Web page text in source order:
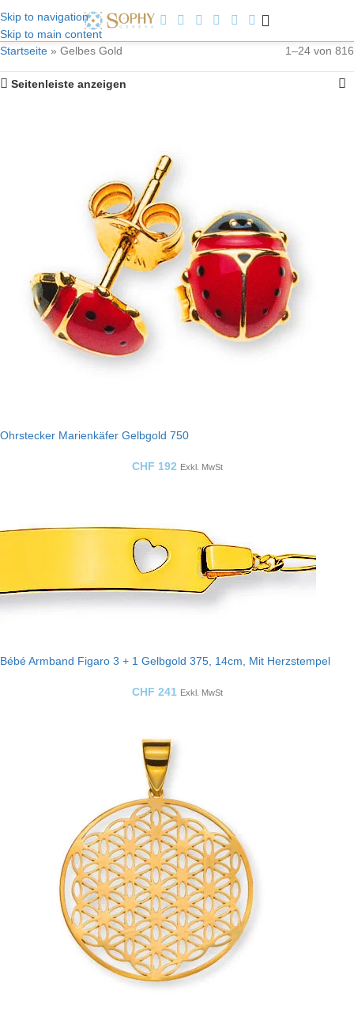
Skip to navigation
Skip to main content
Willkommen bei Sophy Jewelry
Startseite » Gelbes Gold 1–24 von 816
Seitenleiste anzeigen
Ohrstecker Marienkäfer Gelbgold 750
CHF 192 Exkl. MwSt
Bébé Armband Figaro 3 + 1 Gelbgold 375, 14cm, Mit Herzstempel
CHF 241 Exkl. MwSt